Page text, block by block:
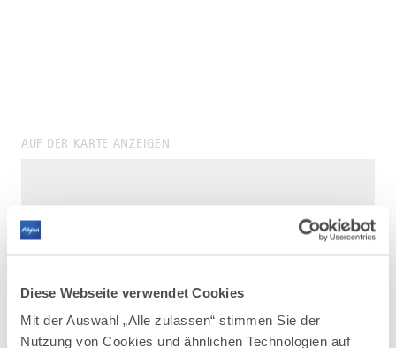
Diese Webseite verwendet Cookies
Mit der Auswahl „Alle zulassen“ stimmen Sie der
Nutzung von Cookies und ähnlichen Technologien auf
AUF DER KARTE ANZEIGEN